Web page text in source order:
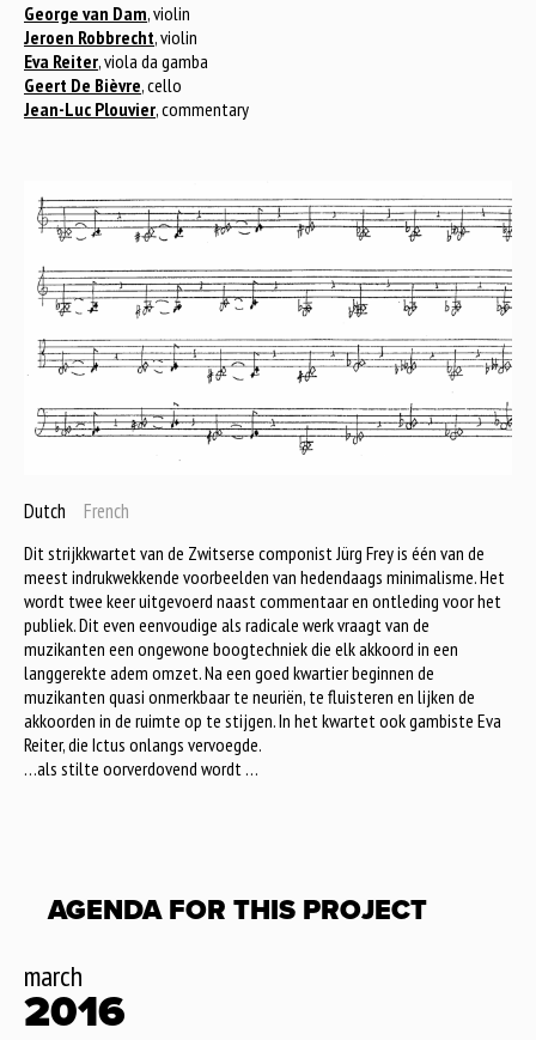
George van Dam, violin
Jeroen Robbrecht, violin
Eva Reiter, viola da gamba
Geert De Bièvre, cello
Jean-Luc Plouvier, commentary
Dutch French
Dit strijkkwartet van de Zwitserse componist Jürg Frey is één van de
meest indrukwekkende voorbeelden van hedendaags minimalisme. Het
wordt twee keer uitgevoerd naast commentaar en ontleding voor het
publiek. Dit even eenvoudige als radicale werk vraagt van de
muzikanten een ongewone boogtechniek die elk akkoord in een
langgerekte adem omzet. Na een goed kwartier beginnen de
muzikanten quasi onmerkbaar te neuriën, te fluisteren en lijken de
akkoorden in de ruimte op te stijgen. In het kwartet ook gambiste Eva
Reiter, die Ictus onlangs vervoegde.
…als stilte oorverdovend wordt …
AGENDA FOR THIS PROJECT
march
2016